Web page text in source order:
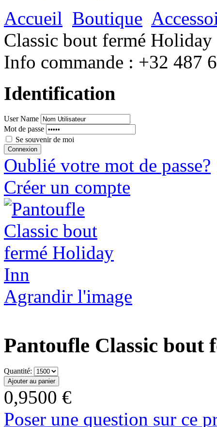
Accueil Boutique
Classic bout fermé
Info commande : +32 487
Identification
User Name
Mot de passe
Se souvenir de moi
Oublié votre mot de passe?
Créer un compte
Agrandir l'image
Pantoufle Classic bout
Quantité:
0,9500 €
Poser une question sur ce